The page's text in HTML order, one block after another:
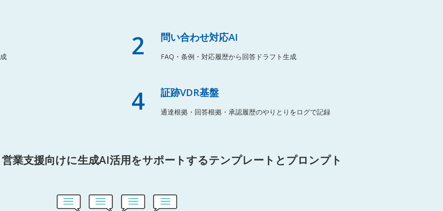
2 問い合わせ対応AI
FAQ・条例・対応履歴から回答ドラフト生成
4 証跡VDR基盤
通達根拠・回答根拠・承認履歴のやりとりをログで記録
業支援向けに生成AI活用をサポートするテンプレートとプロンプト